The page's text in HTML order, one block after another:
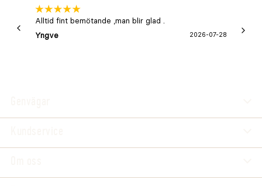
Beskärningstid
Jordmån
humusrik, näringsrik, mullrik
Trivs bäst i
Alltid fint bemötande ,man blir glad .
Yngve
2026-07-28